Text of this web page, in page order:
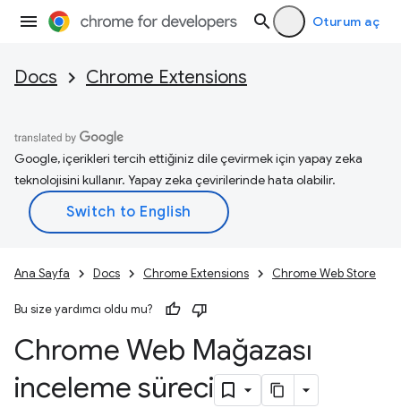
Oturum aç
Docs Chrome Extensions
Google, içerikleri tercih ettiğiniz dile çevirmek için yapay zeka
teknolojisini kullanır. Yapay zeka çevirilerinde hata olabilir.
Ana Sayfa Docs Chrome Extensions Chrome Web Store
Bu size yardımcı oldu mu?
Chrome Web Mağazası
inceleme süreci